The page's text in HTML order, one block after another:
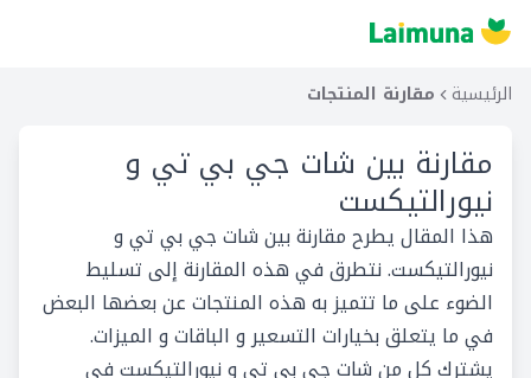
الرئيسية مقارنة المنتجات
مقارنة بين شات جي بي تي و
نيورالتيكست
هذا المقال يطرح مقارنة بين شات جي بي تي و
نيورالتيكست. نتطرق في هذه المقارنة إلى تسليط
الضوء على ما تتميز به هذه المنتجات عن بعضها البعض
في ما يتعلق بخيارات التسعير و الباقات و الميزات.
يشترك كل من شات جي بي تي و نيورالتيكست في